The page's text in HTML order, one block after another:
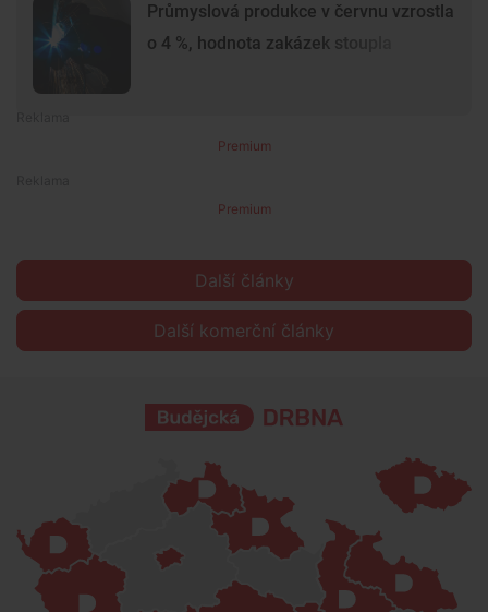
Průmyslová produkce v červnu vzrostla
o 4 %, hodnota zakázek stoupla
Premium
Premium
Další články
Další komerční články